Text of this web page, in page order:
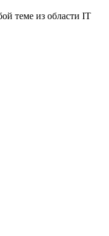
теме из области IT